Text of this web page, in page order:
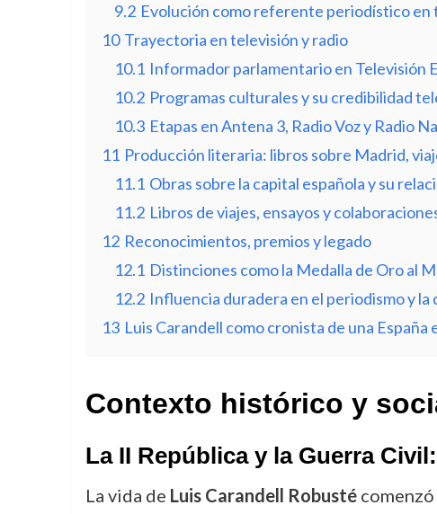
9.2 Evolución como referente periodístico en
10 Trayectoria en televisión y radio
10.1 Informador parlamentario en Televisión
10.2 Programas culturales y su credibilidad
10.3 Etapas en Antena 3, Radio Voz y Radio
11 Producción literaria: libros sobre Madrid,
11.1 Obras sobre la capital española y su
11.2 Libros de viajes, ensayos y
12 Reconocimientos, premios y legado
12.1 Distinciones como la Medalla de Oro al
12.2 Influencia duradera en el periodismo y la
13 Luis Carandell como cronista de una
Contexto histórico y
La II República y la Guerra
La vida de Luis Carandell Robustécomenzó